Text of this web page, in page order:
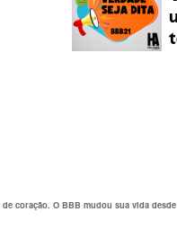
coração. O BBB mudou sua vida